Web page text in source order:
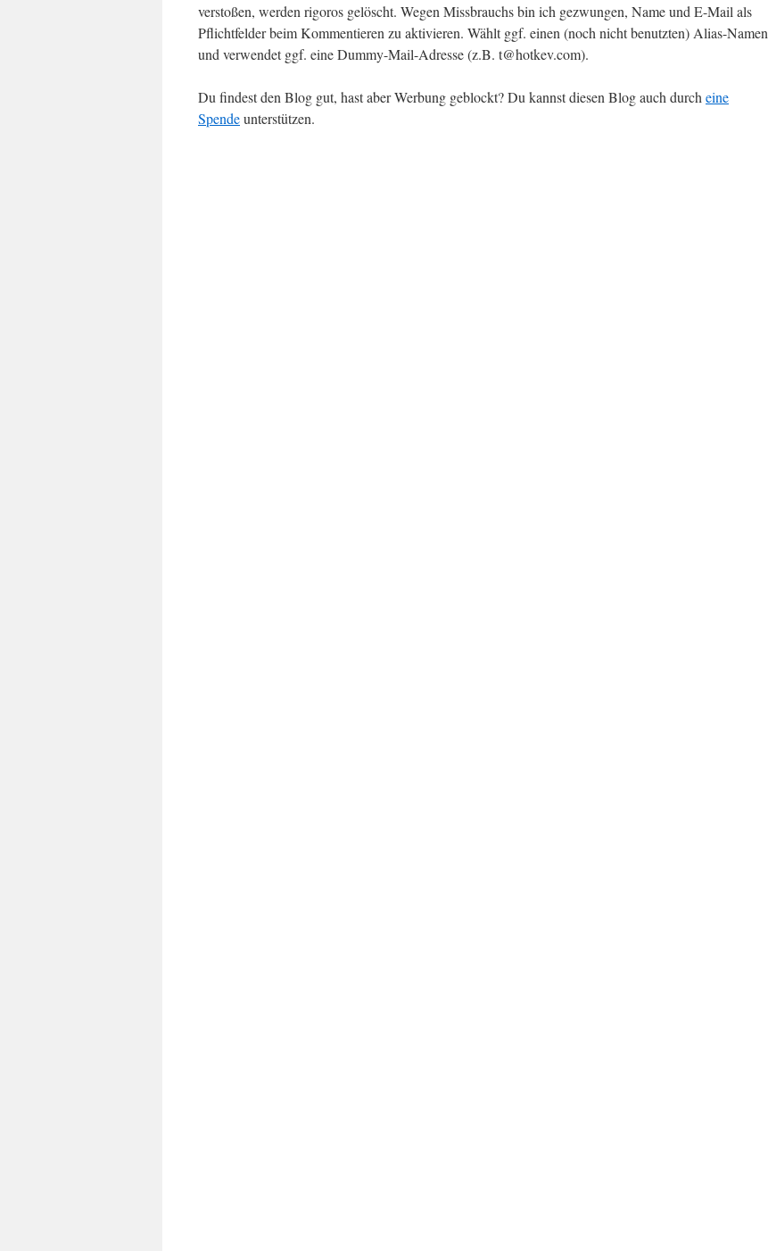
verstoßen, werden rigoros gelöscht. Wegen Missbrauchs bin ich gezwungen, Name und E-Mail als
Pflichtfelder beim Kommentieren zu aktivieren. Wählt ggf. einen (noch nicht benutzten) Alias-Namen
und verwendet ggf. eine Dummy-Mail-Adresse (z.B. t@hotkev.com).
Du findest den Blog gut, hast aber Werbung geblockt? Du kannst diesen Blog auch durch eine
Spendeunterstützen.